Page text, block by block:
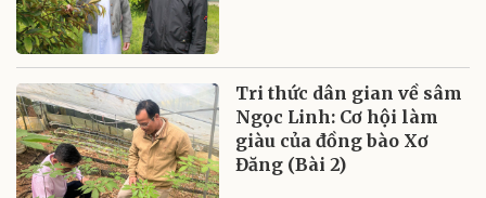
Tri thức dân gian về sâm
Ngọc Linh: Cơ hội làm
giàu của đồng bào Xơ
Đăng (Bài 2)